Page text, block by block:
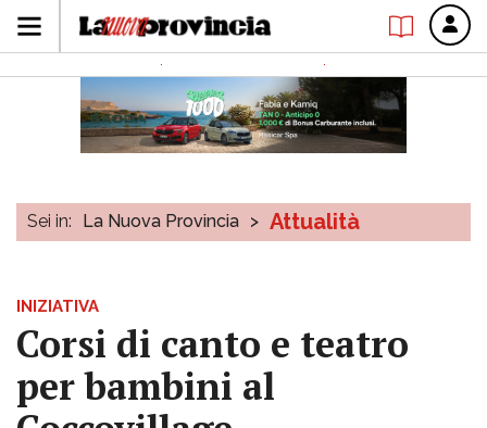
Sei in: La Nuova Provincia > Attualità
INIZIATIVA
Corsi di canto e teatro
per bambini al